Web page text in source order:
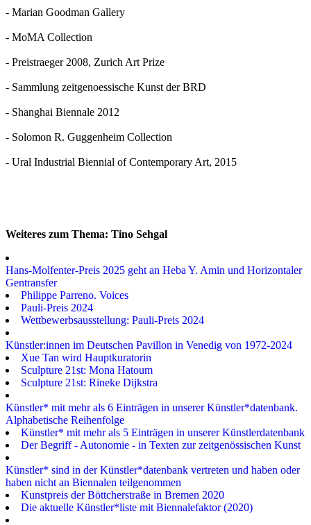
- Marian Goodman Gallery
- MoMA Collection
- Preistraeger 2008, Zurich Art Prize
- Sammlung zeitgenoessische Kunst der BRD
- Shanghai Biennale 2012
- Solomon R. Guggenheim Collection
- Ural Industrial Biennial of Contemporary Art, 2015
Weiteres zum Thema: Tino Sehgal
Hans-Molfenter-Preis 2025 geht an Heba Y. Amin und Horizontaler
Gentransfer
Philippe Parreno. Voices
Pauli-Preis 2024
Wettbewerbsausstellung: Pauli-Preis 2024
Künstler:innen im Deutschen Pavillon in Venedig von 1972-2024
Xue Tan wird Hauptkuratorin
Sculpture 21st: Mona Hatoum
Sculpture 21st: Rineke Dijkstra
Künstler* mit mehr als 6 Einträgen in unserer Künstler*datenbank.
Alphabetische Reihenfolge
Künstler* mit mehr als 5 Einträgen in unserer Künstlerdatenbank
Der Begriff - Autonomie - in Texten zur zeitgenössischen Kunst
Künstler* sind in der Künstler*datenbank vertreten und haben oder
haben nicht an Biennalen teilgenommen
Kunstpreis der Böttcherstraße in Bremen 2020
Die aktuelle Künstler*liste mit Biennalefaktor (2020)